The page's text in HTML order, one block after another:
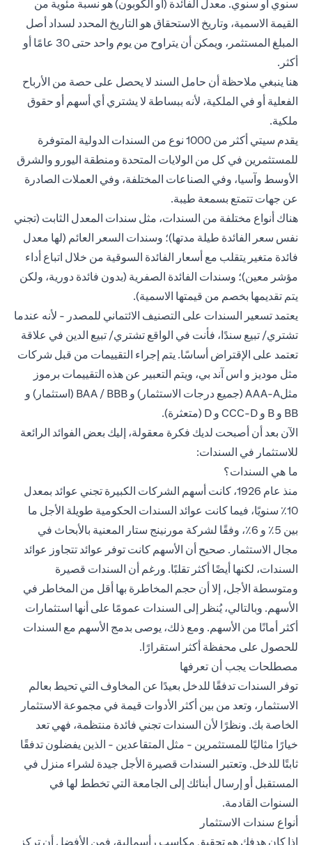
سنوي أو سنوي. معدل الفائدة (أو الكوبون) هو نسبة مئوية من
القيمة الاسمية، وتاريخ الاستحقاق هو التاريخ المحدد لسداد أصل
المبلغ المستثمر، ويمكن أن يتراوح من يوم واحد حتى 30 عامًا أو
أكثر.
هنا ينبغي ملاحظة أن حامل السند لا يحصل على حصة من الأرباح
الفعلية أو في الملكية، لأنه ببساطة لا يشتري أي أسهم أو حقوق
ملكية.
يقدم سيتي أكثر من 1000 نوع من السندات الدولية المتوفرة
للمستثمرين في كل من الولايات المتحدة ومنطقة اليورو والشرق
الأوسط وآسيا، وفي الصناعات المختلفة، وفي العملات الصادرة
عن جهات تتمتع بسمعة طيبة.
هناك أنواع مختلفة من السندات، مثل سندات المعدل الثابت (تجني
نفس سعر الفائدة طيلة مدتها)؛ وسندات السعر العائم (لها معدل
فائدة متغير يتقلب مع أسعار الفائدة السوقية من خلال اتباع أداء
مؤشر معين)؛ وسندات الفائدة الصفرية (بدون فائدة دورية، ولكن
يتم تقديمها بخصم من قيمتها الاسمية).
يعتمد تسعير السندات على التصنيف الائتماني للمصدر - لأنه عندما
تشتري/ تبيع سندًا، فأنت في الواقع تشتري/ تبيع الدين في علاقة
تعتمد على الإقتراض أساسًا. يتم إجراء التقييمات من قبل شركات
مثل موديز و اس آند بي، ويتم التعبير عن هذه التقييمات برموز
مثلAAA-A (جميع درجات الاستثمار) و BAA / BBB (استثمار) و
BB و B و CCC-D و D (متعثرة).
الآن بعد أن أصبحت لديك فكرة معقولة، إليك بعض الفوائد الرائعة
للاستثمار في السندات:
ما هي السندات؟
منذ عام 1926، كانت أسهم الشركات الكبيرة تجني عوائد بمعدل
10٪ سنويًا، فيما كانت عوائد السندات الحكومية طويلة الأجل ما
بين 5٪ و 6٪، وفقًا لشركة مورنينج ستار المعنية بالأبحاث في
مجال الاستثمار. صحيح أن الأسهم كانت توفر عوائد تتجاوز عوائد
السندات، لكنها أيضًا أكثر تقلبًا. ورغم أن السندات قصيرة
ومتوسطة الأجل، إلا أن حجم المخاطرة بها أقل من المخاطر في
الأسهم. وبالتالي، يُنظر إلى السندات عمومًا على أنها استثمارات
أكثر أمانًا من الأسهم. ومع ذلك، يوصى بدمج الأسهم مع السندات
للحصول على محفظة أكثر استقرارًا.
مصطلحات يجب أن تعرفها
توفر السندات تدفقًا للدخل بعيدًا عن المخاوف التي تحيط بعالم
الاستثمار، وتعد من بين أكثر الأدوات قيمة في مجموعة الاستثمار
الخاصة بك. ونظرًا لأن السندات تجني فائدة منتظمة، فهي تعد
خيارًا مثاليًا للمستثمرين - مثل المتقاعدين - الذين يفضلون تدفقًا
ثابتًا للدخل. وتعتبر السندات قصيرة الأجل جيدة لشراء منزل في
المستقبل أو إرسال أبنائك إلى الجامعة التي تخطط لها في
السنوات القادمة.
أنواع سندات الاستثمار
إذا كان هدفك هو تحقيق مكاسب رأسمالية، فمن الأفضل أن تركز